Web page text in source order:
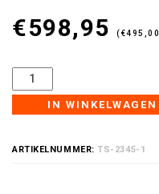
€598,95 (€495,00
IN WINKELWAGEN
ARTIKELNUMMER:TS-2345-1